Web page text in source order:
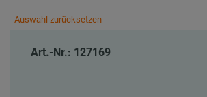
Auswahl zurücksetzen
Art.-Nr.: 127169